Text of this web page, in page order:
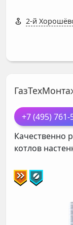
2-й
+7 (495) 761-
Качественно
котлов